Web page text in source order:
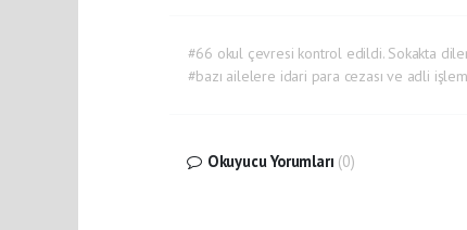
#66 okul çevresi kontrol edildi. Sokakta
#bazı ailelere idari para cezası ve adli işlem
Okuyucu Yorumları (0)